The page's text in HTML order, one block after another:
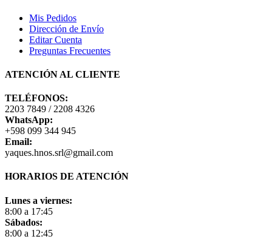
Mis Pedidos
Dirección de Envío
Editar Cuenta
Preguntas Frecuentes
ATENCIÓN AL CLIENTE
TELÉFONOS:
2203 7849 / 2208 4326
WhatsApp:
+598 099 344 945
Email:
yaques.hnos.srl@gmail.com
HORARIOS DE ATENCIÓN
Lunes a viernes:
8:00 a 17:45
Sábados:
8:00 a 12:45